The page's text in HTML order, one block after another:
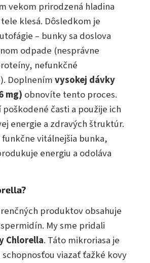
vekom prirodzená hladina
klesá. Dôsledkom je
– bunky sa doslova
odpade (nesprávne
nefunkčné
Doplnenímvysokej dávky
mg) obnovíte tento proces.
časti a použije ich
energie a zdravých štruktúr.
vitálnejšia bunka,
energiu a odoláva
produktov obsahuje
My sme pridali
Chlorella. Táto mikroriasa je
schopnosťou viazať ťažké kovy